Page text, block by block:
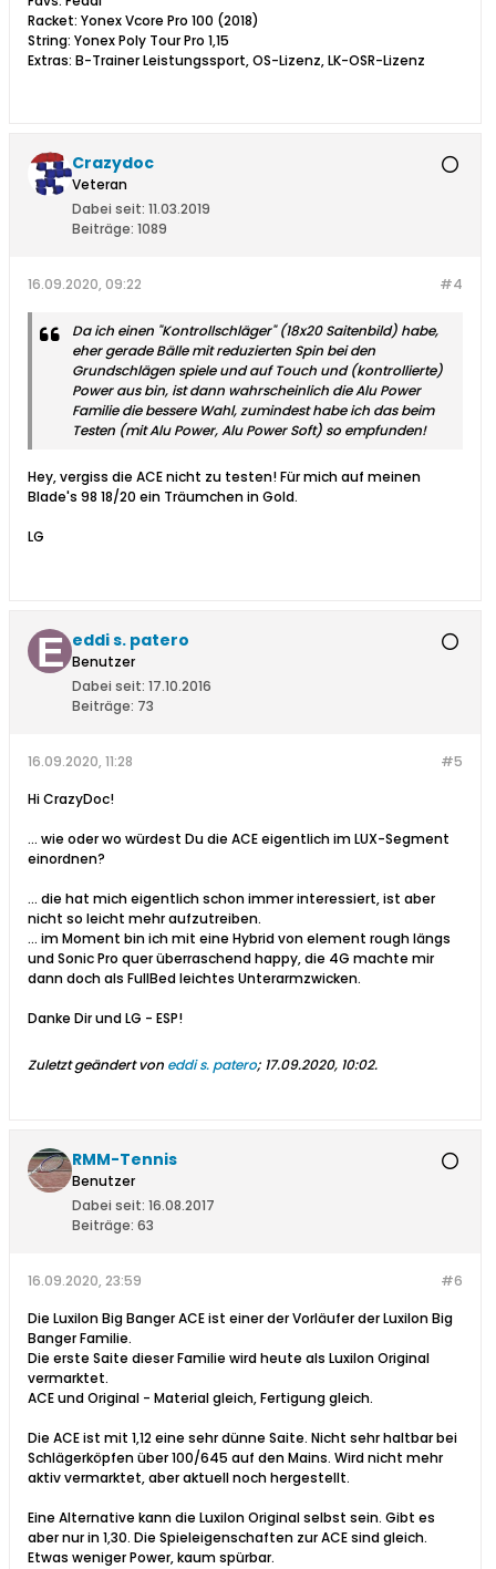
Racket: Yonex Vcore Pro 100 (2018)
String: Yonex Poly Tour Pro 1,15
Extras: B-Trainer Leistungssport, OS-Lizenz, LK-OSR-Lizenz
Crazydoc
Veteran
Dabei seit: 11.03.2019
Beiträge: 1089
#4
16.09.2020, 09:22
Da ich einen "Kontrollschläger" (18x20 Saitenbild) habe,
eher gerade Bälle mit reduzierten Spin bei den
Grundschlägen spiele und auf Touch und (kontrollierte)
Power aus bin, ist dann wahrscheinlich die Alu Power
Familie die bessere Wahl, zumindest habe ich das beim
Testen (mit Alu Power, Alu Power Soft) so empfunden!
Hey, vergiss die ACE nicht zu testen! Für mich auf meinen
Blade's 98 18/20 ein Träumchen in Gold.
LG
eddi s. patero
Benutzer
Dabei seit: 17.10.2016
Beiträge: 73
#5
16.09.2020, 11:28
Hi CrazyDoc!
... wie oder wo würdest Du die ACE eigentlich im LUX-Segment
einordnen?
... die hat mich eigentlich schon immer interessiert, ist aber
nicht so leicht mehr aufzutreiben.
... im Moment bin ich mit eine Hybrid von element rough längs
und Sonic Pro quer überraschend happy, die 4G machte mir
dann doch als FullBed leichtes Unterarmzwicken.
Danke Dir und LG - ESP!
Zuletzt geändert von eddi s. patero; 17.09.2020, 10:02.
RMM-Tennis
Benutzer
Dabei seit: 16.08.2017
Beiträge: 63
#6
16.09.2020, 23:59
Die Luxilon Big Banger ACE ist einer der Vorläufer der Luxilon Big
Banger Familie.
Die erste Saite dieser Familie wird heute als Luxilon Original
vermarktet.
ACE und Original - Material gleich, Fertigung gleich.
Die ACE ist mit 1,12 eine sehr dünne Saite. Nicht sehr haltbar bei
Schlägerköpfen über 100/645 auf den Mains. Wird nicht mehr
aktiv vermarktet, aber aktuell noch hergestellt.
Eine Alternative kann die Luxilon Original selbst sein. Gibt es
aber nur in 1,30. Die Spieleigenschaften zur ACE sind gleich.
Etwas weniger Power, kaum spürbar.